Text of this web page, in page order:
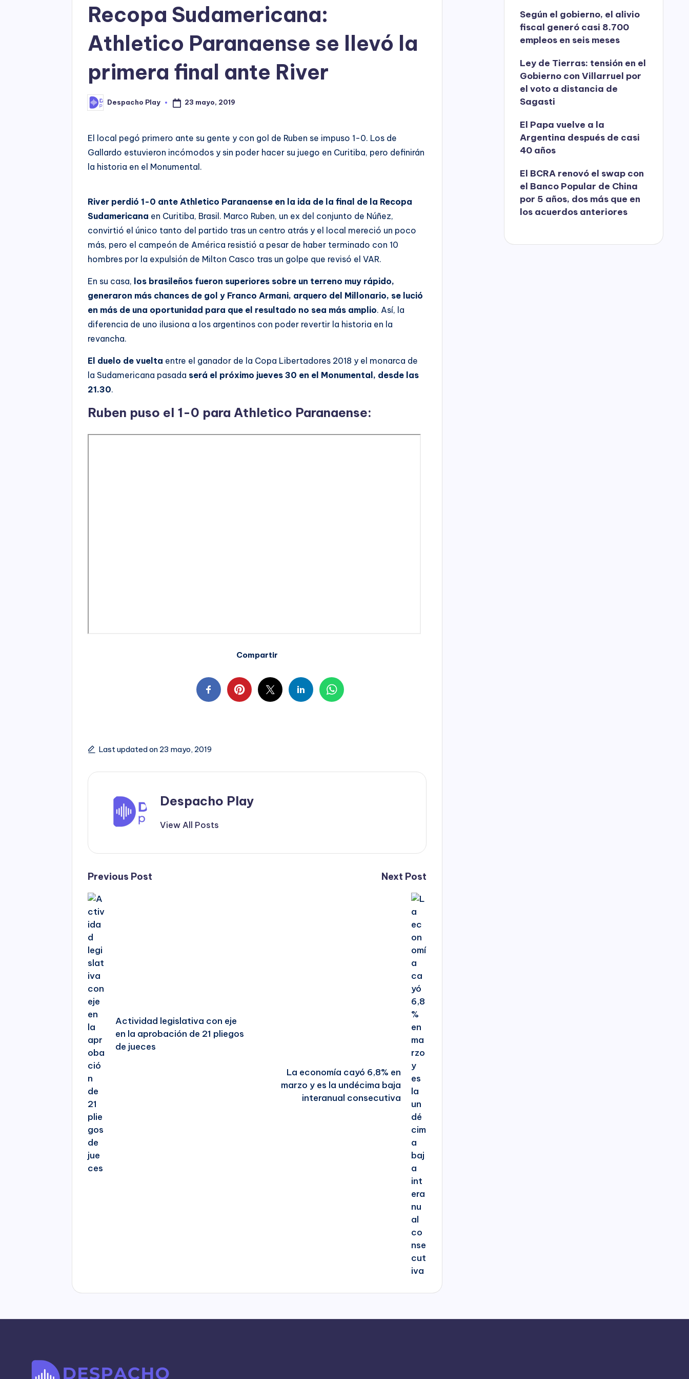
o
P
l
Recopa Sudamericana:
Athletico Paranaense se llevó la
primera final ante River
Posted
by
Despacho Play 23 mayo, 2019
El local pegó primero ante su gente y con gol de Ruben se impuso 1-0. Los de
Gallardo estuvieron incómodos y sin poder hacer su juego en Curitiba, pero definirán
la historia en el Monumental.
River perdió 1-0 ante Athletico Paranaense en la ida de la final de la Recopa
Sudamericana en Curitiba, Brasil. Marco Ruben, un ex del conjunto de Núñez,
convirtió el único tanto del partido tras un centro atrás y el local mereció un poco
más, pero el campeón de América resistió a pesar de haber terminado con 10
hombres por la expulsión de Milton Casco tras un golpe que revisó el VAR.
En su casa, los brasileños fueron superiores sobre un terreno muy rápido,
generaron más chances de gol y Franco Armani, arquero del Millonario, se lució
en más de una oportunidad para que el resultado no sea más amplio. Así, la
diferencia de uno ilusiona a los argentinos con poder revertir la historia en la
revancha.
El duelo de vuelta entre el ganador de la Copa Libertadores 2018 y el monarca de
la Sudamericana pasada será el próximo jueves 30 en el Monumental, desde las
21.30.
Ruben puso el 1-0 para Athletico Paranaense:
Compartir
Last updated on 23 mayo, 2019
Despacho Play
View All Posts
Post
navigation
Previous Post
Actividad legislativa con eje
en la aprobación de 21 pliegos
de jueces
Next Post
La economía cayó 6,8% en
marzo y es la undécima baja
interanual consecutiva
Según el gobierno, el alivio
fiscal generó casi 8.700
empleos en seis meses
Ley de Tierras: tensión en el
Gobierno con Villarruel por
el voto a distancia de
Sagasti
El Papa vuelve a la
Argentina después de casi
40 años
El BCRA renovó el swap con
el Banco Popular de China
por 5 años, dos más que en
los acuerdos anteriores